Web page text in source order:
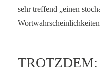
sehr treffend „einen
TROTZDEM: